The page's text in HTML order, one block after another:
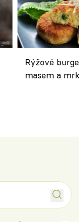
Rýžové
masem a